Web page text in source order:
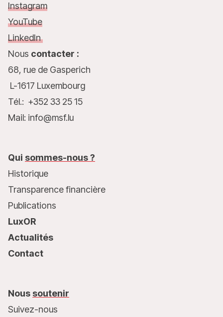
Instagram
YouTube
LinkedIn
Nous contacter :
68, rue de Gasperich
L-1617 Luxembourg
Tél.: +352 33 25 15
Mail: info@msf.lu
Qui sommes-nous ?
Historique
Transparence financière
Publications
LuxOR
Actualités
Contact
Nous soutenir
Suivez-nous